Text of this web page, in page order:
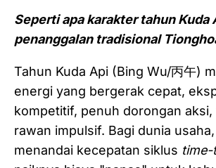
Seperti apa karakter tahun Kuda
penanggalan tradisional
Tahun Kuda Api (Bing Wu/丙午)
energi yang bergerak cepat,
kompetitif, penuh dorongan aksi,
rawan impulsif. Bagi dunia
menandai kecepatan siklus